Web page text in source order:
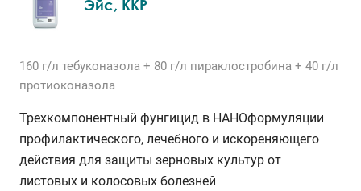
Эйс, ККР
160 г/л тебуконазола + 80 г/л пираклостробина + 40 г/л
протиоконазола
Трехкомпонентный фунгицид в НАНОформуляции
профилактического, лечебного и искореняющего
действия для защиты зерновых культур от
листовых и колосовых болезней